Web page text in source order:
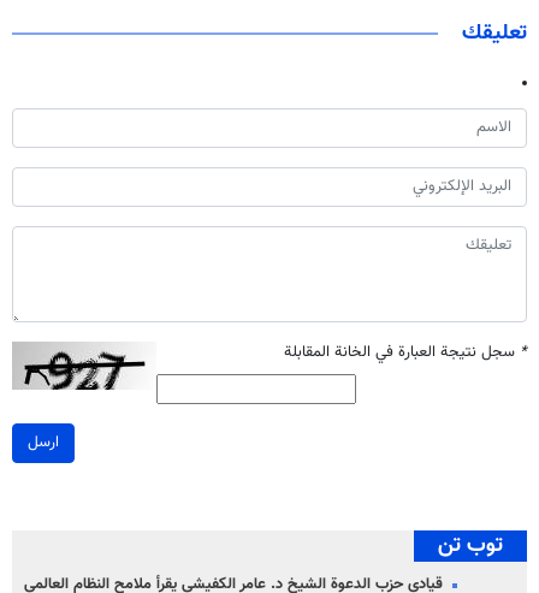
تعليقك
* سجل نتيجة العبارة في الخانة المقابلة
ارسل
توب تن
قيادي حزب الدعوة الشيخ د. عامر الكفيشي يقرأ ملامح النظام العالمي